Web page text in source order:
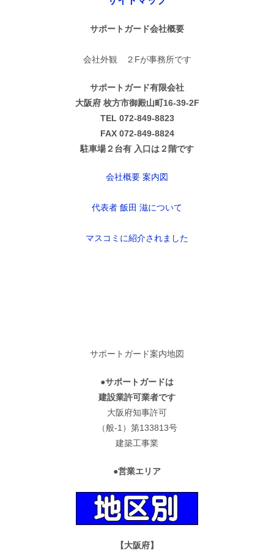
サポートガード会社概要
会社外観 ２Fが事務所です
サポートガード有限会社
大阪府 枚方市御殿山町16-39-2F
TEL 072-849-8823
FAX 072-849-8824
駐車場２台有 入口は２階です
会社概要 案内図
代表者 飯田 滋について
マスコミに紹介されました
サポートガード案内地図
●サポートガードは
建設業許可業者です
大阪府知事許可
（般-1）第133813号
建築工事業
●営業エリア
【大阪府】